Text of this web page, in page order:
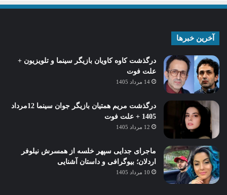
آخرین خبرها
درگذشت کاوه کاویان بازیگر سینما و تلویزیون +
علت فوت
14 مرداد 1405
درگذشت مریم همتیان بازیگر جوان سینما 12مرداد
1405 + علت فوت
12 مرداد 1405
ماجرای جدایی سپهر خلسه از همسرش نیلوفر
اردلان؛ بیوگرافی و داستان آشنایی
10 مرداد 1405